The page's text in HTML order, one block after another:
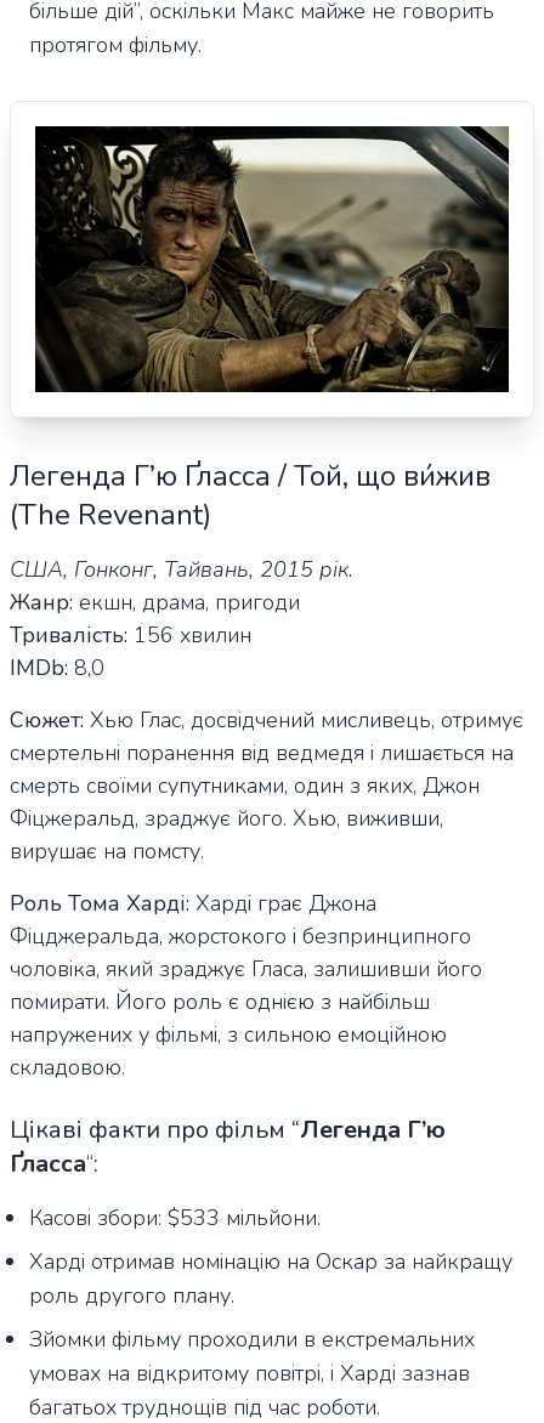
більше дій”, оскільки Макс майже не говорить
протягом фільму.
Легенда Г’ю Ґласса / Той, що ви́жив
(The Revenant)
США, Гонконг, Тайвань, 2015 рік.
Жанр: екшн, драма, пригоди
Тривалість: 156 хвилин
IMDb: 8,0
Сюжет: Хью Глас, досвідчений мисливець, отримує
смертельні поранення від ведмедя і лишається на
смерть своїми супутниками, один з яких, Джон
Фіцжеральд, зраджує його. Хью, виживши,
вирушає на помсту.
Роль Тома Харді: Харді грає Джона
Фіцджеральда, жорстокого і безпринципного
чоловіка, який зраджує Гласа, залишивши його
помирати. Його роль є однією з найбільш
напружених у фільмі, з сильною емоційною
складовою.
Цікаві факти про фільм “Легенда Г’ю
Ґласса“:
Касові збори: $533 мільйони.
Харді отримав номінацію на Оскар за найкращу
роль другого плану.
Зйомки фільму проходили в екстремальних
умовах на відкритому повітрі, і Харді зазнав
багатьох труднощів під час роботи.